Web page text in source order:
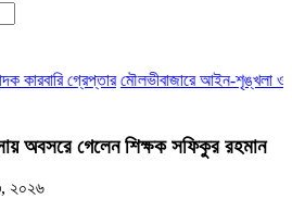
গ্রেপ্তার মৌলভীবাজারে আইন-শৃঙ্খলা ও
অবসরে গেলেন শিক্ষক সফিকুর রহমান
২০২৬